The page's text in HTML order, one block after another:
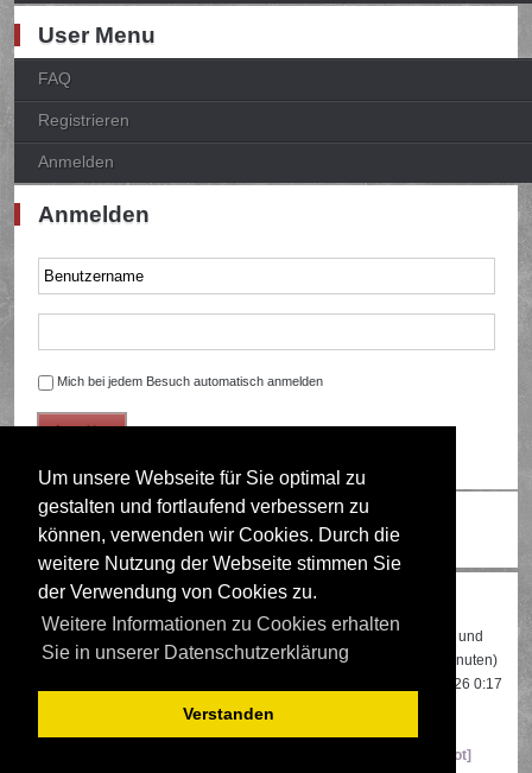
Um unsere Webseite für Sie optimal zu
gestalten und fortlaufend verbessern zu
können, verwenden wir Cookies. Durch die
weitere Nutzung der Webseite stimmen Sie
der Verwendung von Cookies zu.
Weitere Informationen zu Cookies erhalten
Sie in unserer Datenschutzerklärung
Verstanden
User Menu
FAQ
Registrieren
Anmelden
Anmelden
Mich bei jedem Besuch automatisch anmelden
Ändere Schriftgröße
Wer ist online?
Insgesamt sind611Besucher online: 3 registrierte, 0 unsichtbare und
608 Gäste (basierend auf den aktiven Besuchern der letzten 5 Minuten)
Besuchern, die am 13.04.2026 0:17
gleichzeitig online waren.
Majestic-12 [Bot]